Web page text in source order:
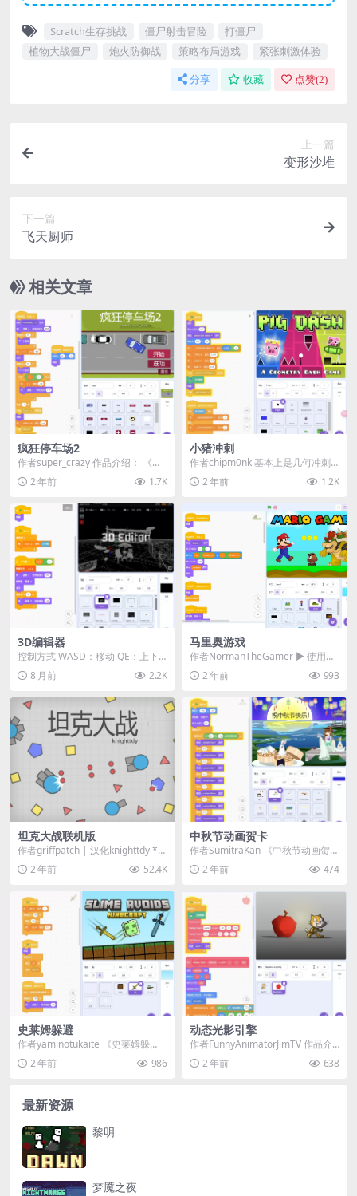
Scratch生存挑战 僵尸射击冒险
打僵尸
植物大战僵尸
炮火防御战 策略布局游戏 紧张刺激体验
分享 收藏 点赞(2)
上一篇
变形沙堆
下一篇
飞天厨师
相关文章
疯狂停车场2
作者super_crazy 作品介绍： 《疯
狂停车场2》是一款刺激的停车模拟
游戏...2 年前 1.7K
小猪冲刺
作者chipm0nk 基本上是几何冲刺
的翻版，但主角是小猪。 • 按任意
键或点击...
2 年前 1.2K
3D编辑器
控制方式 WASD：移动 QE：上下
移动 方向键：旋转视角 点击顶点进
行编辑并连...
8 月前 2.2K
马里奥游戏
作者NormanTheGamer ▶️ 使用W
ASD键、箭头键或手机上的操纵杆
来...2 年前 993
坦克大战联机版
作者griffpatch | 汉化knighttdy **
** 控制 / 键位 ...
2 年前 52.4K
中秋节动画贺卡
作者SumitraKan 《中秋节动画贺
卡》是一款融合传统与现代创意的S
crat...2 年前 474
史莱姆躲避
作者yaminotukaite 《史莱姆躲
避》是一款简单有趣的反应类游
戏，玩家需...
2 年前 986
动态光影引擎
作者FunnyAnimatorJimTV 作品介
绍： 《动态光影引擎》是一款视
觉...2 年前 638
最新资源
黎明
梦魇之夜